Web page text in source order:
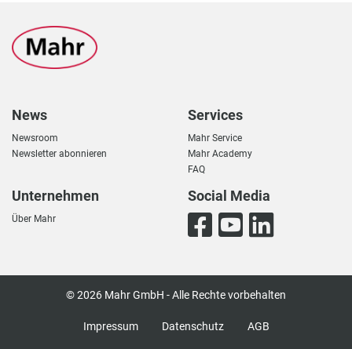
News
Newsroom
Newsletter abonnieren
Services
Mahr Service
Mahr Academy
FAQ
Unternehmen
Über Mahr
Social Media
© 2026 Mahr GmbH - Alle Rechte vorbehalten
Impressum Datenschutz AGB